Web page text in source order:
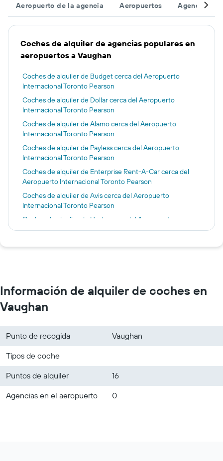
Aeropuerto de la agencia Aeropuertos Agencias
Coches de alquiler de agencias populares en
aeropuertos a Vaughan
Coches de alquiler de Budget cerca del Aeropuerto
Internacional Toronto Pearson
Coches de alquiler de Dollar cerca del Aeropuerto
Internacional Toronto Pearson
Coches de alquiler de Alamo cerca del Aeropuerto
Internacional Toronto Pearson
Coches de alquiler de Payless cerca del Aeropuerto
Internacional Toronto Pearson
Coches de alquiler de Enterprise Rent-A-Car cerca del
Aeropuerto Internacional Toronto Pearson
Coches de alquiler de Avis cerca del Aeropuerto
Internacional Toronto Pearson
Coches de alquiler de Hertz cerca del Aeropuerto
Internacional Toronto Pearson
Información de alquiler de coches en
Vaughan
Punto de recogida
Vaughan
Tipos de coche
Puntos de alquiler
16
Agencias en el aeropuerto
0